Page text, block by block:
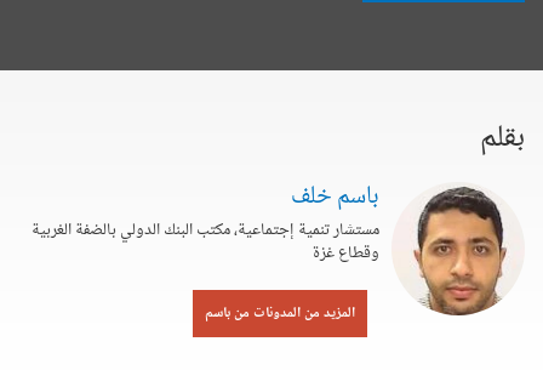
بقلم
باسم خلف
مستشار تنمية إجتماعية، مكتب البنك الدولي بالضفة الغربية
وقطاع غزة
المزيد من المدونات من باسم